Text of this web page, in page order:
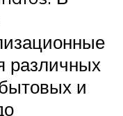
различных
и